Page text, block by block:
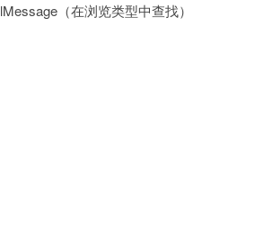
（在浏览类型中查找）